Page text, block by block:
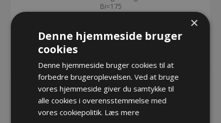
Bi=175
RELATEREDE PRODUKTER
×
Denne hjemmeside bruger
cookies
Denne hjemmeside bruger cookies til at
forbedre brugeroplevelsen. Ved at bruge
vores hjemmeside giver du samtykke til
alle cookies i overensstemmelse med
vores cookiepolitik. Læs mere